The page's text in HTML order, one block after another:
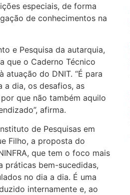
especiais, de forma
de conhecimentos na
e Pesquisa da autarquia,
que o Caderno Técnico
atuação do DNIT. “É para
dia, os desafios, as
que não também aquilo
afirma.
de Pesquisas em
Filho, a proposta do
que tem o foco mais
práticas bem-sucedidas,
no dia a dia. É uma
internamente e, ao